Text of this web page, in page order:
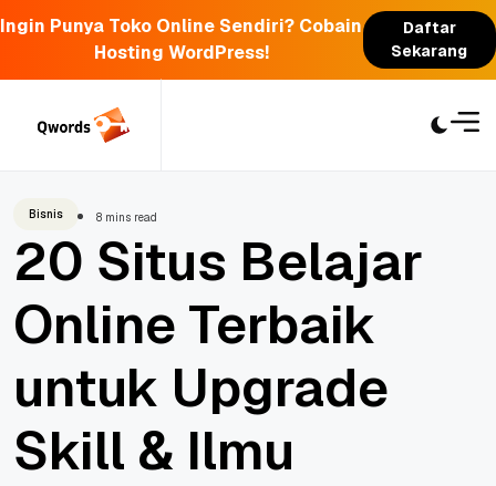
Ingin Punya Toko Online Sendiri? Cobain
Hosting WordPress!
Daftar
Sekarang
Bisnis 8 mins read
20 Situs Belajar
Online Terbaik
untuk Upgrade
Skill & Ilmu